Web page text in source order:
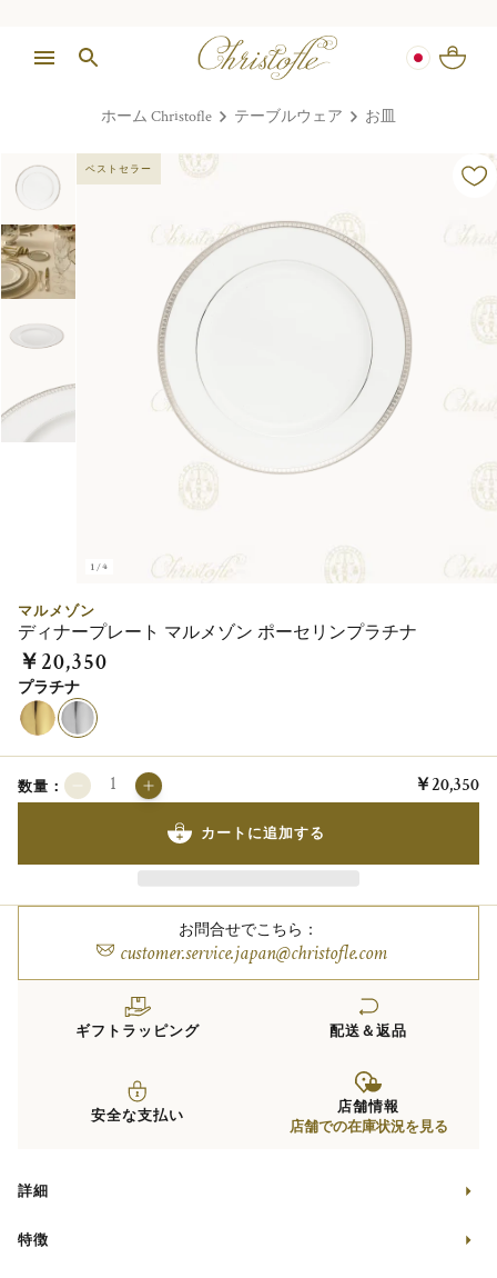
ホーム Christofle テーブルウェア お皿
1/4
ベストセラー
マルメゾン
ディナープレート マルメゾン ポーセリンプラチナ
￥20,350
プラチナ
数量： ￥20,350
カートに追加する
お問合せでこちら：
customer.service.japan@christofle.com
ギフトラッピング 配送＆返品
安全な支払い 店舗情報
店舗での在庫状況を見る
詳細
特徴